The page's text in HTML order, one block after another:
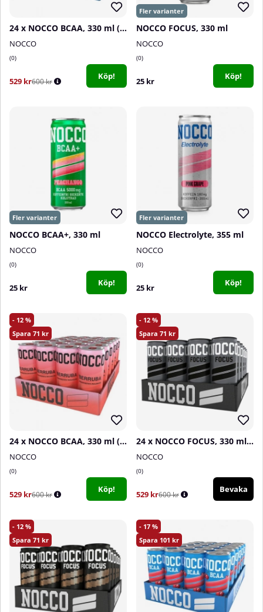
24 x NOCCO BCAA, 330 ml (Golden Soleil)
NOCCO
0
529 kr600 kr
Köp!
NOCCO FOCUS, 330 ml
NOCCO
0
25 kr Köp!
NOCCO BCAA+, 330 ml
NOCCO
0
25 kr Köp!
NOCCO Electrolyte, 355 ml
NOCCO
0
25 kr Köp!
12
71
24 x NOCCO BCAA, 330 ml (Berruba)
NOCCO
0
529 kr600 kr
Köp!
12
71
24 x NOCCO FOCUS, 330 ml (Ramonade)
NOCCO
0
529 kr600 kr
Bevaka
12
71
17
101